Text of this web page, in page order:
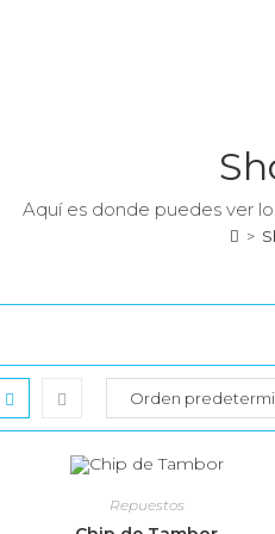
Aquí es donde puedes ver
>
Repuestos